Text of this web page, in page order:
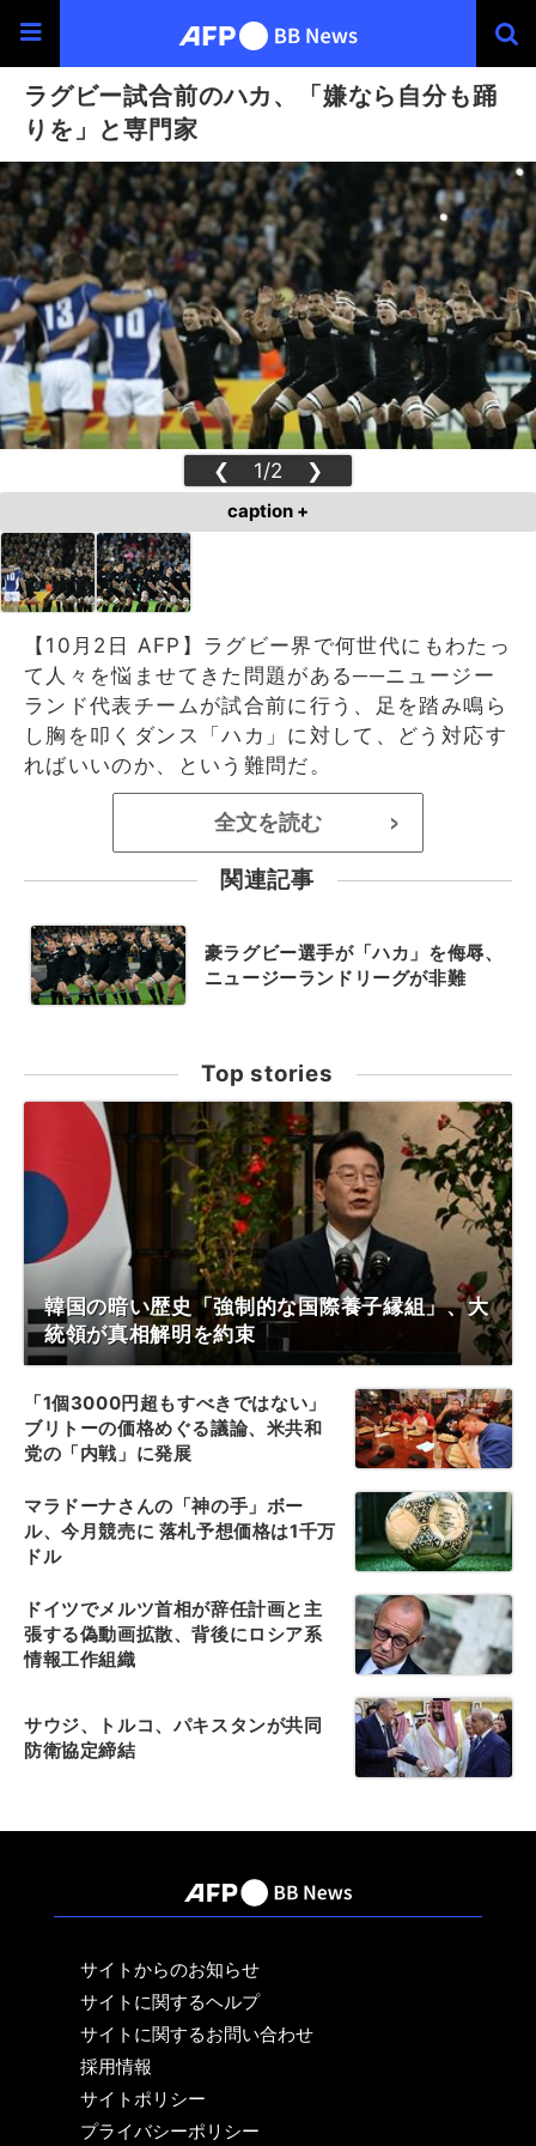
ラグビー試合前のハカ、「嫌なら自分も踊
りを」と専門家
❮ 1/2 ❯
caption +
【10月2日 AFP】ラグビー界で何世代にもわたっ
て人々を悩ませてきた問題がある──ニュージー
ランド代表チームが試合前に行う、足を踏み鳴ら
し胸を叩くダンス「ハカ」に対して、どう対応す
ればいいのか、という難問だ。
全文を読む >
関連記事
豪ラグビー選手が「ハカ」を侮辱、
ニュージーランドリーグが非難
Top stories
韓国の暗い歴史「強制的な国際養子縁組」、大
統領が真相解明を約束
「1個3000円超もすべきではない」
ブリトーの価格めぐる議論、米共和
党の「内戦」に発展
マラドーナさんの「神の手」ボー
ル、今月競売に 落札予想価格は1千万
ドル
ドイツでメルツ首相が辞任計画と主
張する偽動画拡散、背後にロシア系
情報工作組織
サウジ、トルコ、パキスタンが共同
防衛協定締結
サイトからのお知らせ
サイトに関するヘルプ
サイトに関するお問い合わせ
採用情報
サイトポリシー
プライバシーポリシー